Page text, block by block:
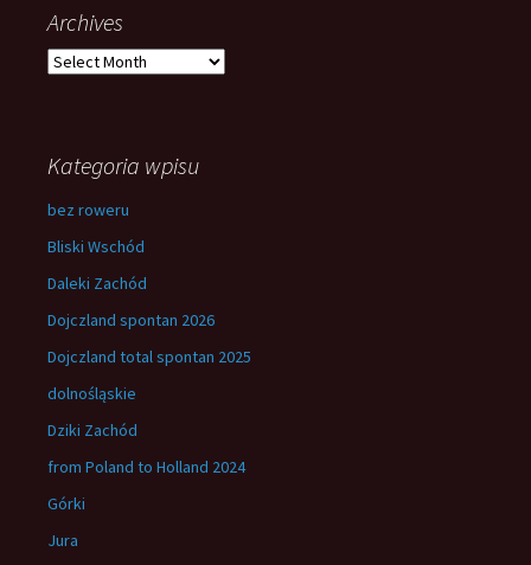
Archives
Archives
Kategoria wpisu
bez roweru
Bliski Wschód
Daleki Zachód
Dojczland spontan 2026
Dojczland total spontan 2025
dolnośląskie
Dziki Zachód
from Poland to Holland 2024
Górki
Jura